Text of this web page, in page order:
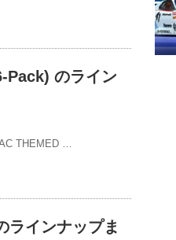
Pack) のライン
THEMED …
ラインナップま